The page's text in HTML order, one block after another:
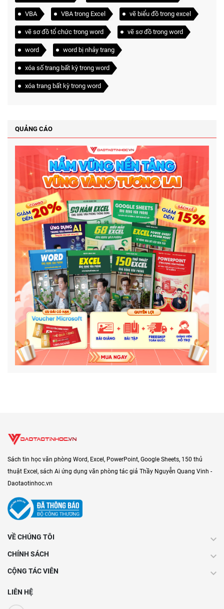
VBA VBA trong Excel vẽ biểu đồ trong excel
vẽ sơ đồ tổ chức trong word vẽ sơ đồ trong word
word word bị nhảy trang
xóa số trang bất kỳ trong word
xóa trang bất kỳ trong word
QUẢNG CÁO
Sách tin học văn phòng Word, Excel, PowerPoint, Google Sheets, 150 thủ
thuật Excel, sách Ai ứng dụng văn phòng tác giả Thầy Nguyễn Quang Vinh -
Daotaotinhoc.vn
VỀ CHÚNG TÔI
CHÍNH SÁCH
CỘNG TÁC VIÊN
LIÊN HỆ